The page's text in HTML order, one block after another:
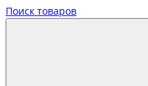
Поиск товаров